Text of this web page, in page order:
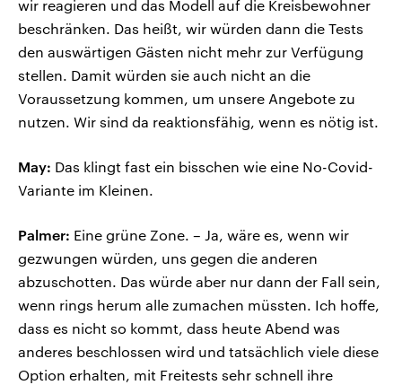
wir reagieren und das Modell auf die Kreisbewohner
beschränken. Das heißt, wir würden dann die Tests
den auswärtigen Gästen nicht mehr zur Verfügung
stellen. Damit würden sie auch nicht an die
Voraussetzung kommen, um unsere Angebote zu
nutzen. Wir sind da reaktionsfähig, wenn es nötig ist.
May: Das klingt fast ein bisschen wie eine No-Covid-
Variante im Kleinen.
Palmer: Eine grüne Zone. – Ja, wäre es, wenn wir
gezwungen würden, uns gegen die anderen
abzuschotten. Das würde aber nur dann der Fall sein,
wenn rings herum alle zumachen müssten. Ich hoffe,
dass es nicht so kommt, dass heute Abend was
anderes beschlossen wird und tatsächlich viele diese
Option erhalten, mit Freitests sehr schnell ihre